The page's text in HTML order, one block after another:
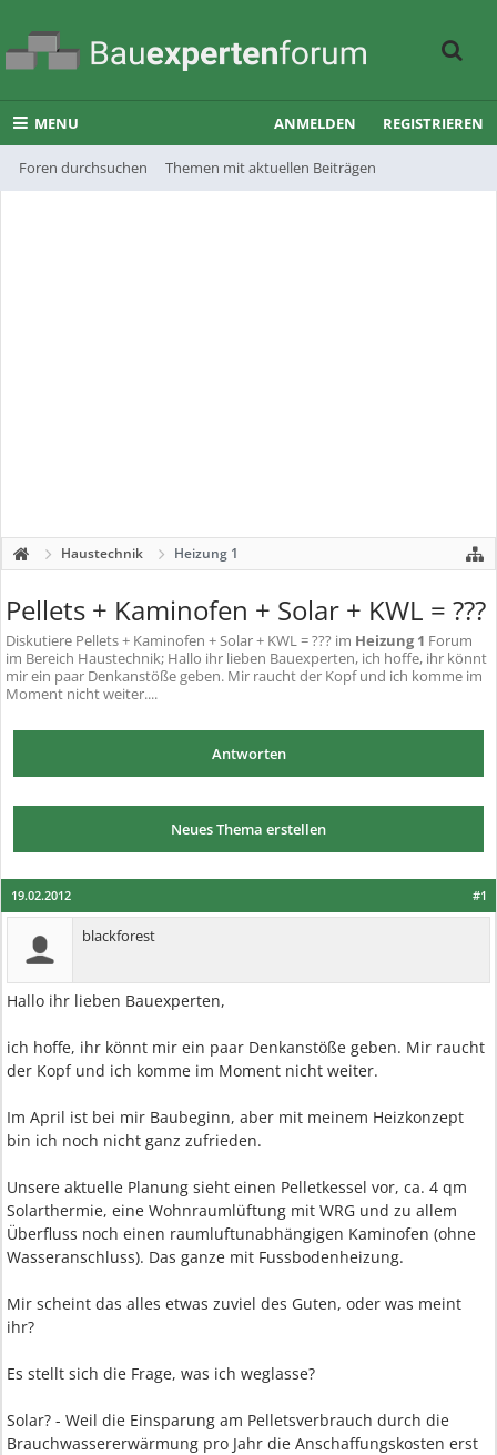
MENU
Foren durchsuchen Themen mit aktuellen Beiträgen
ANMELDEN REGISTRIEREN
Haustechnik Heizung 1
Pellets + Kaminofen + Solar + KWL = ???
Diskutiere Pellets + Kaminofen + Solar + KWL = ??? im Heizung 1 Forum
im Bereich Haustechnik; Hallo ihr lieben Bauexperten, ich hoffe, ihr könnt
mir ein paar Denkanstöße geben. Mir raucht der Kopf und ich komme im
Moment nicht weiter....
Antworten
Neues Thema erstellen
#1
19.02.2012
blackforest
Hallo ihr lieben Bauexperten,
ich hoffe, ihr könnt mir ein paar Denkanstöße geben. Mir raucht
der Kopf und ich komme im Moment nicht weiter.
Im April ist bei mir Baubeginn, aber mit meinem Heizkonzept
bin ich noch nicht ganz zufrieden.
Unsere aktuelle Planung sieht einen Pelletkessel vor, ca. 4 qm
Solarthermie, eine Wohnraumlüftung mit WRG und zu allem
Überfluss noch einen raumluftunabhängigen Kaminofen (ohne
Wasseranschluss). Das ganze mit Fussbodenheizung.
Mir scheint das alles etwas zuviel des Guten, oder was meint
ihr?
Es stellt sich die Frage, was ich weglasse?
Solar? - Weil die Einsparung am Pelletsverbrauch durch die
Brauchwassererwärmung pro Jahr die Anschaffungskosten erst